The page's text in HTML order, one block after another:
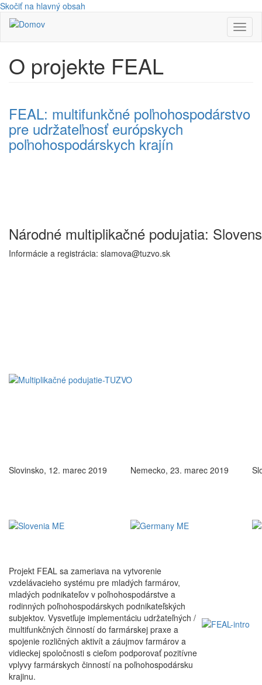
Skočiť na hlavný obsah
O projekte FEAL
FEAL: multifunkčné poľnohospodárstvo
pre udržateľnosť európskych
poľnohospodárskych krajín
Národné multiplikačné podujatia:
Informácie a registrácia: slamova@tuzvo.sk
Slovinsko, 12. marec 2019 Nemecko, 23. marec 2019
Projekt FEAL sa zameriava na vytvorenie
vzdelávacieho systému pre mladých farmárov,
mladých podnikateľov v poľnohospodárstve a
rodinných poľnohospodárskych podnikateľských
subjektov. Vysvetľuje implementáciu udržateľných /
multifunkčných činností do farmárskej praxe a
spojenie rozličných aktivít a záujmov farmárov a
vidieckej spoločnosti s cieľom podporovať pozitívne
vplyvy farmárskych činností na poľnohospodársku
krajinu.